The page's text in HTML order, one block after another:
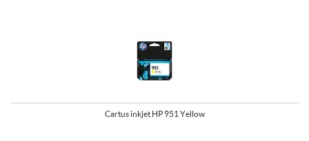
Cartus inkjet HP 951 Yellow